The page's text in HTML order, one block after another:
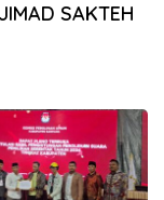
SAKTEH